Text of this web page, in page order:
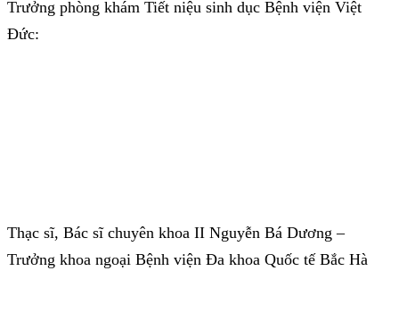
Trưởng phòng khám Tiết niệu sinh dục Bệnh viện Việt
Đức:
Thạc sĩ, Bác sĩ chuyên khoa II Nguyễn Bá Dương –
Trưởng khoa ngoại Bệnh viện Đa khoa Quốc tế Bắc Hà